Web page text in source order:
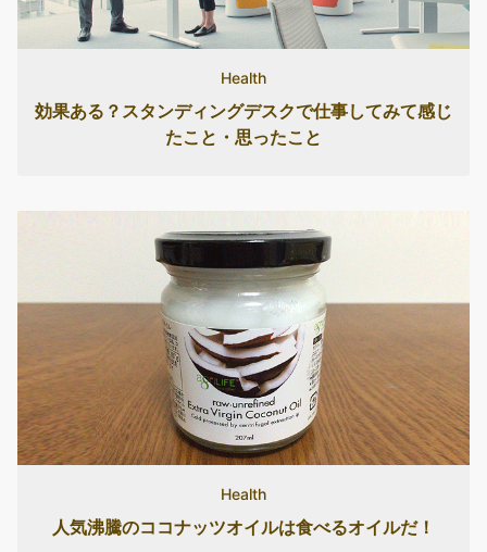
Health
効果ある？スタンディングデスクで仕事してみて感じ
たこと・思ったこと
Health
人気沸騰のココナッツオイルは食べるオイルだ！